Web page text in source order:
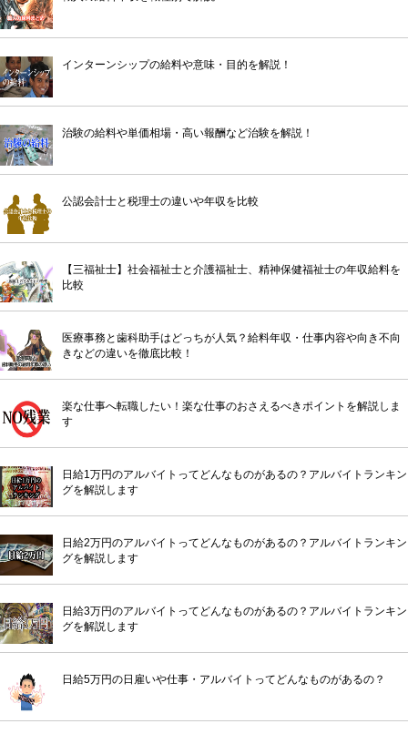
インターンシップの給料や意味・目的を解説！
治験の給料や単価相場・高い報酬など治験を解説！
公認会計士と税理士の違いや年収を比較
【三福祉士】社会福祉士と介護福祉士、精神保健福祉士の年収給料を
比較
医療事務と歯科助手はどっちが人気？給料年収・仕事内容や向き不向
きなどの違いを徹底比較！
楽な仕事へ転職したい！楽な仕事のおさえるべきポイントを解説しま
す
日給1万円のアルバイトってどんなものがあるの？アルバイトランキン
グを解説します
日給2万円のアルバイトってどんなものがあるの？アルバイトランキン
グを解説します
日給3万円のアルバイトってどんなものがあるの？アルバイトランキン
グを解説します
日給5万円の日雇いや仕事・アルバイトってどんなものがあるの？